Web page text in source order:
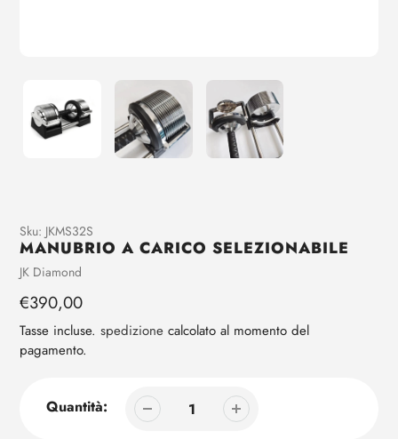
Aggiunta
di
prodotto
tuo
carrello
Sku: JKMS32S
MANUBRIO A CARICO SELEZIONABILE
Venditrice
JK Diamond
Prezzo
regolare
€390,00
Tasse incluse. spedizione calcolato al momento del
pagamento.
Quantità: